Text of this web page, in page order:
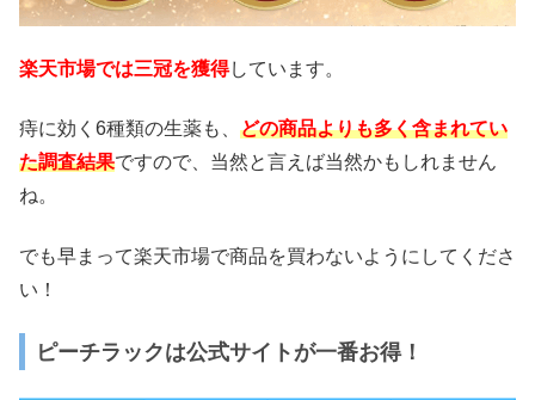
楽天市場では三冠を獲得しています。
痔に効く6種類の生薬も、 どの商品よりも多く含まれてい
た調査結果ですので、当然と言えば当然かもしれません
ね。
でも早まって楽天市場で商品を買わないようにしてくださ
い！
ピーチラックは公式サイトが一番お得！